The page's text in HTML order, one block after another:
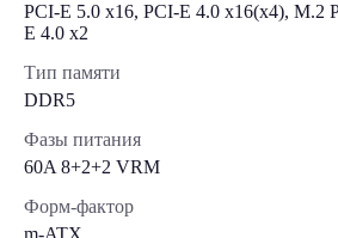
PCI-E 5.0 x16, PCI-E 4.0 x16(x4), M.2
E 4.0 x2
Тип памяти
DDR5
Фазы питания
60A 8+2+2 VRM
Форм-фактор
m-ATX